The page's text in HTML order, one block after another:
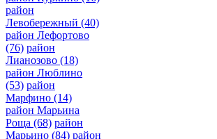
район
Левобережный (40)
район Лефортово
(76) район
Лианозово (18)
район Люблино
(53) район
Марфино (14)
район Марьина
Роща (68) район
Марьино (84) район